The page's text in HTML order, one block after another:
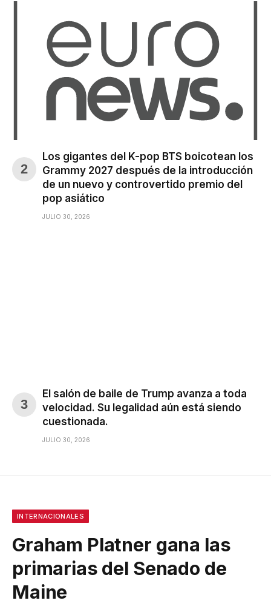
Los gigantes del K-pop BTS boicotean los
Grammy 2027 después de la introducción
de un nuevo y controvertido premio del
pop asiático
JULIO 30, 2026
El salón de baile de Trump avanza a toda
velocidad. Su legalidad aún está siendo
cuestionada.
JULIO 30, 2026
INTERNACIONALES
Graham Platner gana las
primarias del Senado de
Maine